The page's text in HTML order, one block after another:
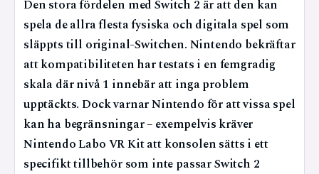
Den stora fördelen med Switch 2 är att den kan
spela de allra flesta fysiska och digitala spel som
släppts till original-Switchen. Nintendo bekräftar
att kompatibiliteten har testats i en femgradig
skala där nivå 1 innebär att inga problem
upptäckts. Dock varnar Nintendo för att vissa spel
kan ha begränsningar – exempelvis kräver
Nintendo Labo VR Kit att konsolen sätts i ett
specifikt tillbehör som inte passar Switch 2